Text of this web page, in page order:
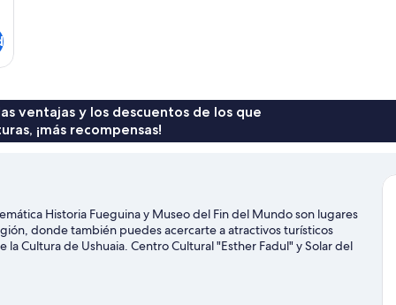
ventajas y los descuentos de los que
¡más recompensas!
Historia Fueguina y Museo del Fin del Mundo son lugares
donde también puedes acercarte a atractivos turísticos
Cultura de Ushuaia. Centro Cultural "Esther Fadul" y Solar del